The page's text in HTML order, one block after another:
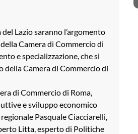
Lazio saranno l’argomento
Camera di Commercio di
e specializzazione, che si
della Camera di Commercio di
di Commercio di Roma,
e sviluppo economico
Pasquale Ciacciarelli,
Litta, esperto di Politiche